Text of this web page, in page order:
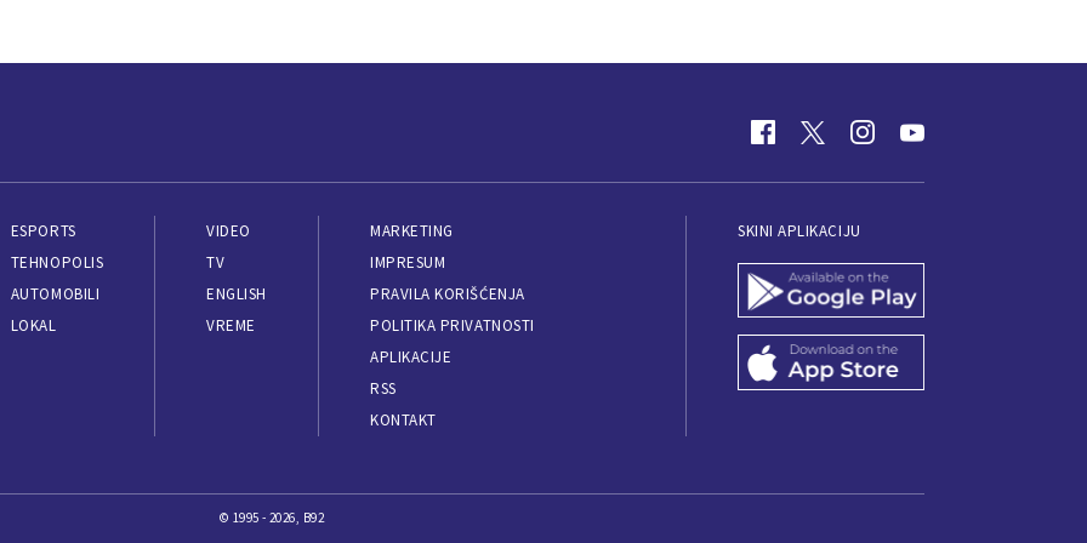
ESPORTS
TEHNOPOLIS
AUTOMOBILI
LOKAL
VIDEO
TV
ENGLISH
VREME
MARKETING
IMPRESUM
PRAVILA KORIŠĆENJA
POLITIKA PRIVATNOSTI
APLIKACIJE
RSS
KONTAKT
SKINI APLIKACIJU
© 1995 - 2026, B92